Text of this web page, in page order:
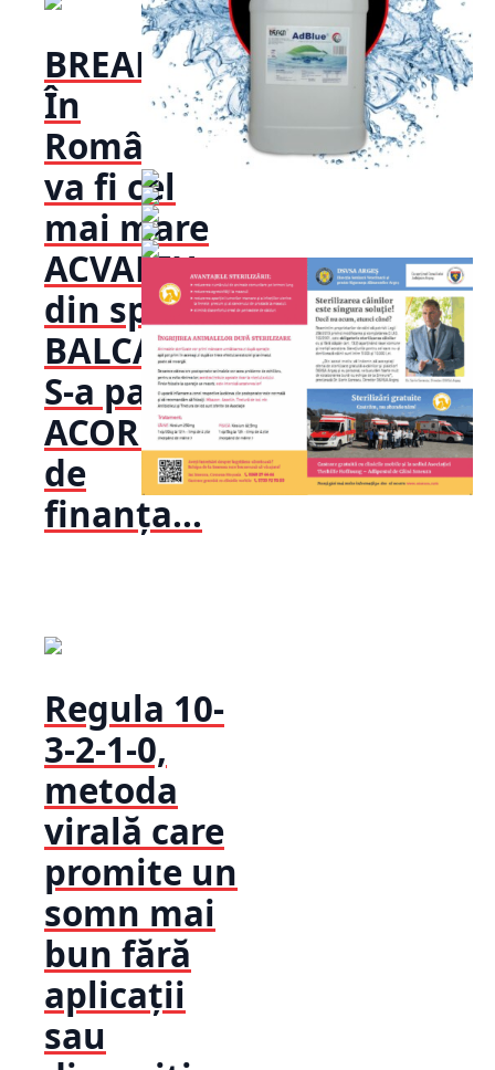
BREAKING!
În
România
va fi cel
mai mare
ACVARIU
din spațiul
BALCANIC:
S-a parafat
ACORDUL
de
finanța...
Regula 10-
3-2-1-0,
metoda
virală care
promite un
somn mai
bun fără
aplicații
sau